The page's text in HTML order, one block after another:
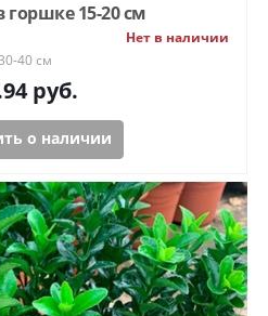
горшке 15-20 см
Нет в наличии
40 см
руб.
о наличии